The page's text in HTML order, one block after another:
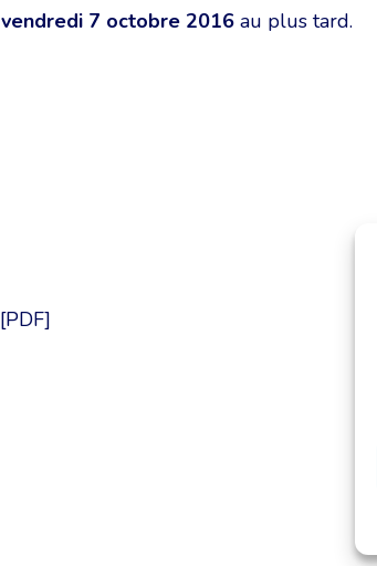
vendredi 7 octobre 2016 au plus tard.
[PDF]